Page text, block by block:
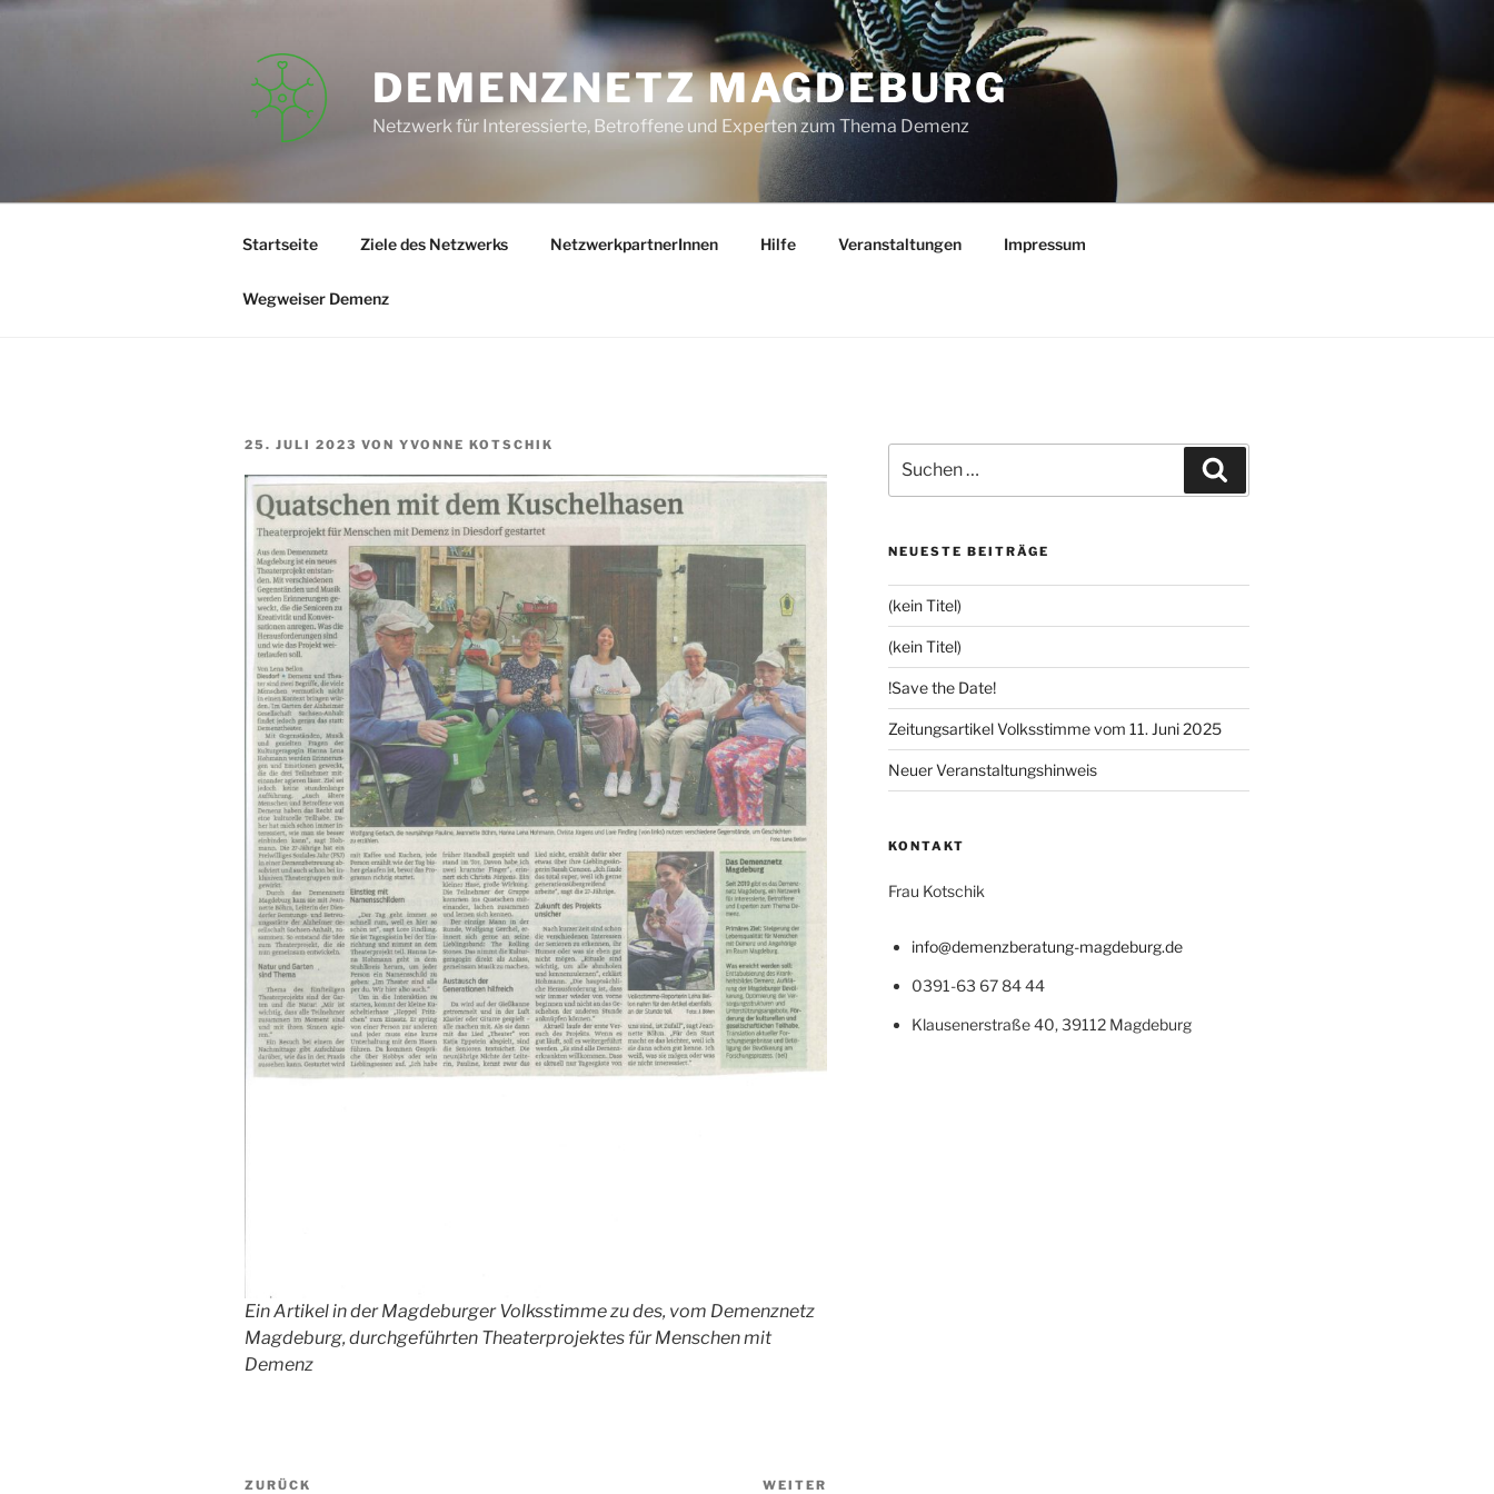
Zum
DEMENZNETZ MAGDEBURG
Netzwerk für Interessierte, Betroffene und Experten zum Thema Demenz
Startseite Ziele des Netzwerks NetzwerkpartnerInnen Hilfe Veranstaltungen Impressum
Wegweiser Demenz
VERÖFFENTLICHT
25. JULI 2023 VON YVONNE KOTSCHIK
Ein Artikel in der Magdeburger Volksstimme zu des, vom Demenznetz
Magdeburg, durchgeführten Theaterprojektes für Menschen mit
Demenz
Beitragsnavigation
Vorheriger
ZURÜCK WEITER
nach:
NEUESTE BEITRÄGE
(kein Titel)
(kein Titel)
!Save the Date!
Zeitungsartikel Volksstimme vom 11. Juni 2025
Neuer Veranstaltungshinweis
KONTAKT
Frau Kotschik
info@demenzberatung-magdeburg.de
0391-63 67 84 44
Klausenerstraße 40, 39112 Magdeburg